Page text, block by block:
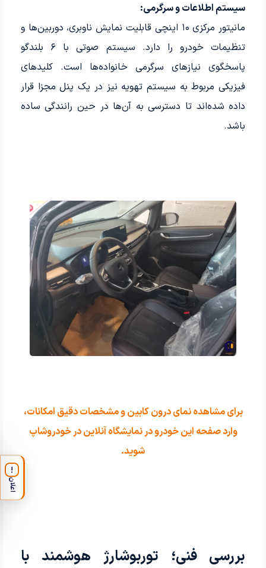
سیستم اطلاعات و سرگرمی:
مانیتور مرکزی ۱۰ اینچی قابلیت نمایش ناوبری، دوربین‌ها و
تنظیمات خودرو را دارد. سیستم صوتی با ۶ بلندگو
پاسخگوی نیازهای سرگرمی خانواده‌ها است. کلیدهای
فیزیکی مربوط به سیستم تهویه نیز در یک پنل مجزا قرار
داده شده‌اند تا دسترسی به آن‌ها در حین رانندگی ساده
باشد.
برای مشاهده نمای درون کابین و مشخصات دقیق امکانات،
وارد صفحه این خودرو در نمایشگاه آنلاین در خودروشاپ
شوید.
بررسی فنی؛ توربوشارژ هوشمند با
!
اعلان